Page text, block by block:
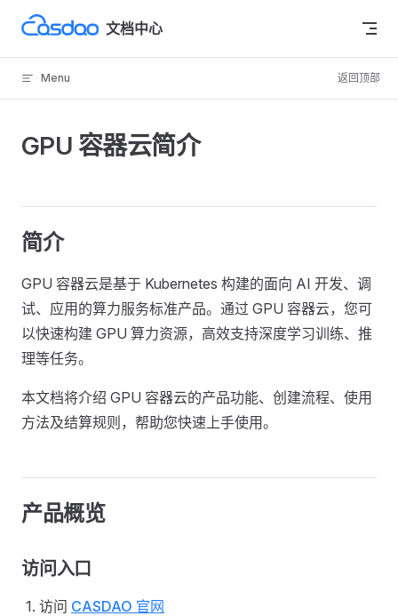
Skip to content 文档中心
Menu 返回顶部
GPU 容器云简介
简介
GPU 容器云是基于 Kubernetes 构建的面向 AI 开发、调
试、应用的算力服务标准产品。通过 GPU 容器云，您可
以快速构建 GPU 算力资源，高效支持深度学习训练、推
理等任务。
本文档将介绍 GPU 容器云的产品功能、创建流程、使用
方法及结算规则，帮助您快速上手使用。
产品概览
访问入口
访问 CASDAO 官网